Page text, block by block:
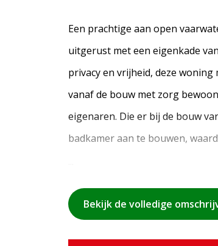
Een prachtige aan open
uitgerust met een eigenkade
privacy en vrijheid, deze
vanaf de bouw met zorg
eigenaren. Die er bij de bouw
badkamer aan te bouwen,
Bekijk de volledige